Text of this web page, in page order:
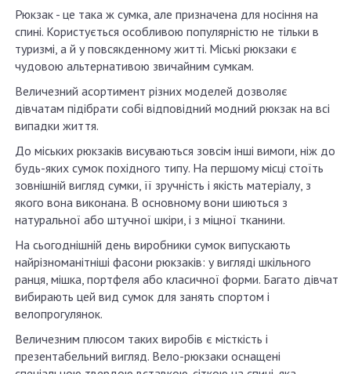
Рюкзак - це така ж сумка, але призначена для носіння на
спині. Користується особливою популярністю не тільки в
туризмі, а й у повсякденному житті. Міські рюкзаки є
чудовою альтернативою звичайним сумкам.
Величезний асортимент різних моделей дозволяє
дівчатам підібрати собі відповідний модний рюкзак на всі
випадки життя.
До міських рюкзаків висуваються зовсім інші вимоги, ніж до
будь-яких сумок похідного типу. На першому місці стоїть
зовнішній вигляд сумки, її зручність і якість матеріалу, з
якого вона виконана. В основному вони шиються з
натуральної або штучної шкіри, і з міцної тканини.
На сьогоднішній день виробники сумок випускають
найрізноманітніші фасони рюкзаків: у вигляді шкільного
ранця, мішка, портфеля або класичної форми. Багато дівчат
вибирають цей вид сумок для занять спортом і
велопрогулянок.
Величезним плюсом таких виробів є місткість і
презентабельний вигляд. Вело-рюкзаки оснащені